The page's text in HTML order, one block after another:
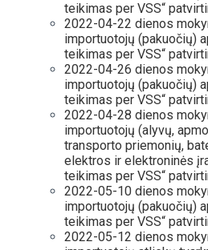
teikimas per VSS“
2022-04-22 dienos
importuotojų (pakuočių)
teikimas per VSS“
2022-04-26 dienos
importuotojų (pakuočių)
teikimas per VSS“
2022-04-28 dienos
importuotojų (alyvų,
transporto priemonių,
elektros ir elektroninės
teikimas per VSS“
2022-05-10 dienos
importuotojų (pakuočių)
teikimas per VSS“
2022-05-12 dienos